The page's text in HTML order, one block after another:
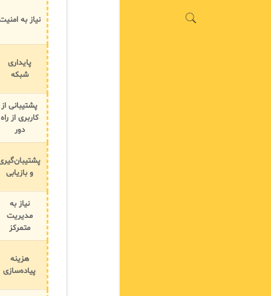
نیاز به
پایداری
شبکه
پشتیبانی از
کاربری از راه
دور
و بازیابی
نیاز به
مدیریت
متمرکز
هزینه
پیاده‌سازی